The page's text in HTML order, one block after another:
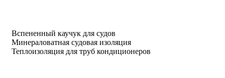
Вспененный каучук для судов
Минераловатная судовая изоляция
Теплоизоляция для труб кондиционеров